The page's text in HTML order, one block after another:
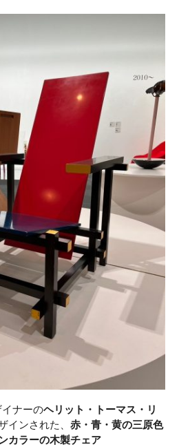
イナーのヘリット・トーマス・リ
インされた、 赤・青・黄の三原色
カラーの木製チェア